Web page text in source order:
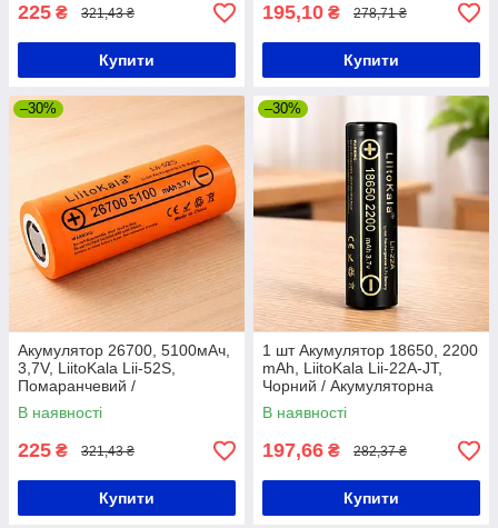
225 ₴ 321,43 ₴
Купити
195,10 ₴ 278,71 ₴
Купити
–30%
Акумулятор 26700, 5100мАч,
3,7V, LiitoKala Lii-52S,
Помаранчевий /
Акумуляторна батарея /
Літієвий акумулятор
В наявності
225 ₴ 321,43 ₴
Купити
–30%
1 шт Акумулятор 18650, 2200
mAh, LiitoKala Lii-22A-JT,
Чорний / Акумуляторна
батарея / Акумулятор
пальчиковий
В наявності
197,66 ₴ 282,37 ₴
Купити